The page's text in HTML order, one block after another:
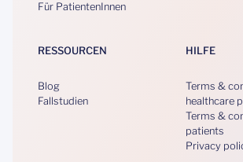
Für PatientenInnen
RESSOURCEN
Blog
Fallstudien
HILFE
Terms &
healthcare
Terms &
patients
Privacy